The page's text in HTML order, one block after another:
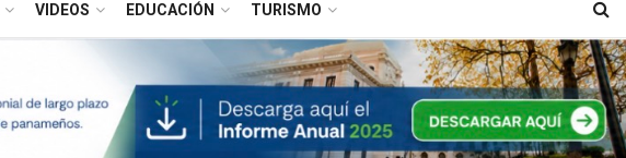
VIDEOS EDUCACIÓN TURISMO